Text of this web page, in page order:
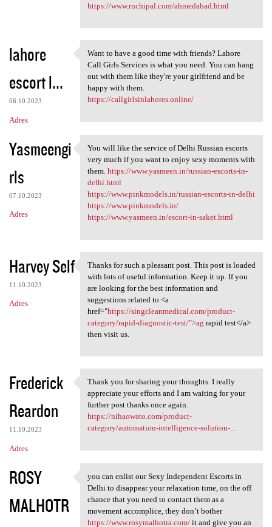
https://www.ruchipal.com/ahmedabad.html
lahore
escort l...
06.10.2023
Adres
Want to have a good time with
Want to have a good time with friends? Lahore
Call Girls Services is what you need. You can hang
out with them like they're your girlfriend and be
happy with them.
https://callgirlsinlahores.online/
Yasmeengi
rls
07.10.2023
Adres
You will like the service of
You will like the service of Delhi Russian escorts
very much if you want to enjoy sexy moments with
them. https://www.yasmeen.in/russian-escorts-in-
delhi.html
https://www.pinkmodels.in/russian-escorts-in-delhi
https://www.pinkmodels.in/
https://www.yasmeen.in/escort-in-saket.html
Harvey Self
11.10.2023
Adres
Thanks for such a pleasant
Thanks for such a pleasant post. This post is loaded
with lots of useful information. Keep it up. If you
are looking for the best information and
suggestions related to <a
href="https://singcleanmedical.com/product-
category/rapid-diagnostic-test/">ag rapid test</a>
then visit us.
Frederick
Reardon
11.10.2023
Adres
Thank you for sharing your
Thank you for sharing your thoughts. I really
appreciate your efforts and I am waiting for your
further post thanks once again.
https://nihaowato.com/product-
category/automation-intelligence-solution-...
ROSY
MALHOTR
you can enlist our Sexy
you can enlist our Sexy Independent Escorts in
Delhi to disappear your relaxation time, on the off
chance that you need to contact them as a
movement accomplice, they don’t bother
https://www.rosymalhotra.com/it and give you an